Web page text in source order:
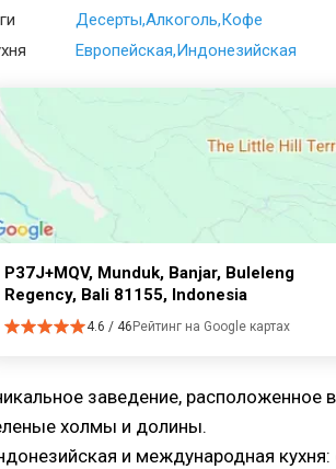
Десерты Алкоголь Кофе
Европейская Индонезийская
P37J+MQV, Munduk, Banjar, Buleleng
Regency, Bali 81155, Indonesia
4.6 / 46 Рейтинг на Google картах
заведение,
холмы и долины.
и международная